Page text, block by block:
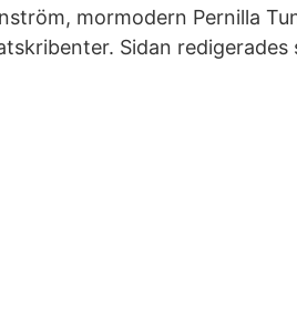
mormodern Pernilla
Sidan redigerades